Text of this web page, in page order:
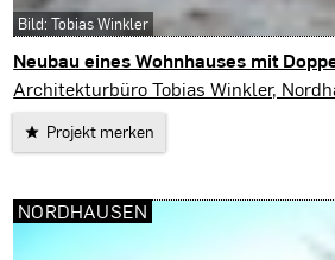
Neubau eines Wohnhauses mit
Nordhausen
Architekturbüro Tobias Winkler,
Projekt merken
Bild: Tobias Winkler
NORDHAUSEN